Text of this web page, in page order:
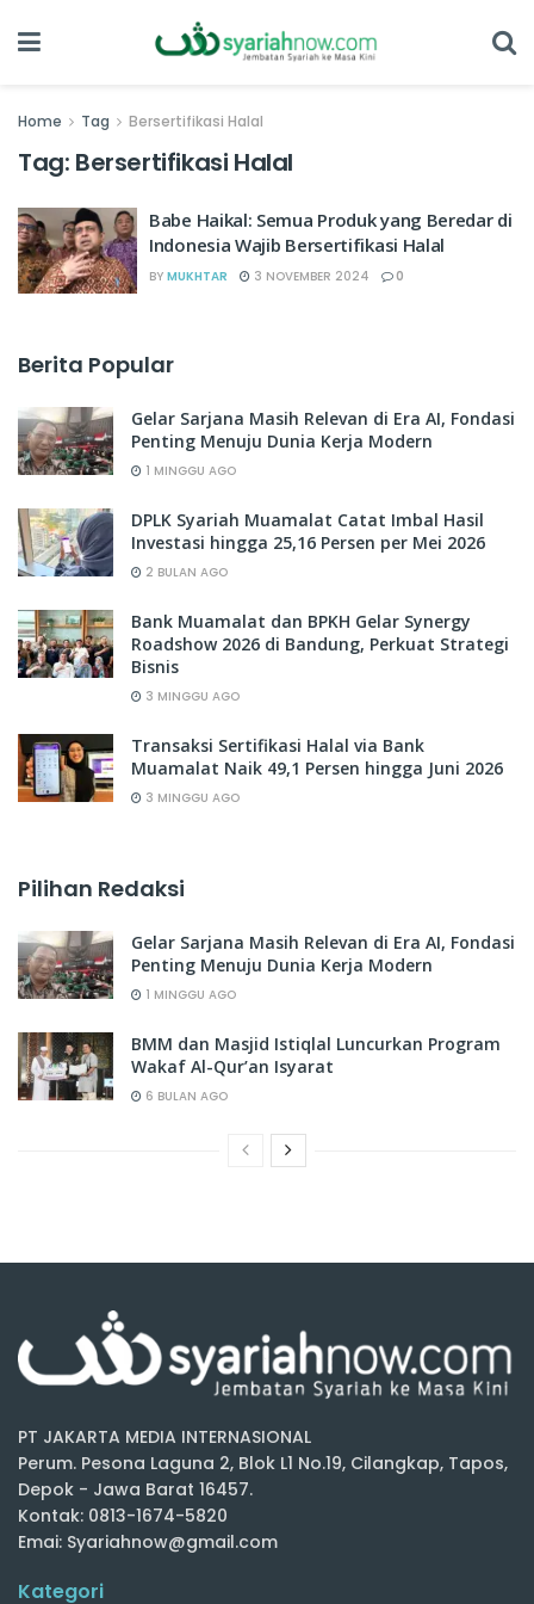
Home Tag Bersertifikasi Halal
Tag: Bersertifikasi Halal
Babe Haikal: Semua Produk yang Beredar di
Indonesia Wajib Bersertifikasi Halal
BY MUKHTAR 3 NOVEMBER 2024 0
Berita Popular
Gelar Sarjana Masih Relevan di Era AI, Fondasi
Penting Menuju Dunia Kerja Modern
1 MINGGU AGO
DPLK Syariah Muamalat Catat Imbal Hasil
Investasi hingga 25,16 Persen per Mei 2026
2 BULAN AGO
Bank Muamalat dan BPKH Gelar Synergy
Roadshow 2026 di Bandung, Perkuat Strategi
Bisnis
3 MINGGU AGO
Transaksi Sertifikasi Halal via Bank
Muamalat Naik 49,1 Persen hingga Juni 2026
3 MINGGU AGO
Pilihan Redaksi
Gelar Sarjana Masih Relevan di Era AI, Fondasi
Penting Menuju Dunia Kerja Modern
1 MINGGU AGO
BMM dan Masjid Istiqlal Luncurkan Program
Wakaf Al-Qur’an Isyarat
6 BULAN AGO
PT JAKARTA MEDIA INTERNASIONAL
Perum. Pesona Laguna 2, Blok L1 No.19, Cilangkap, Tapos,
Depok - Jawa Barat 16457.
Kontak: 0813-1674-5820
Emai: Syariahnow@gmail.com
Kategori